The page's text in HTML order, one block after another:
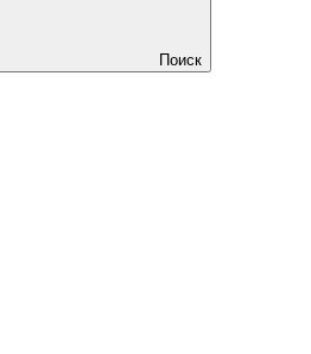
Поиск